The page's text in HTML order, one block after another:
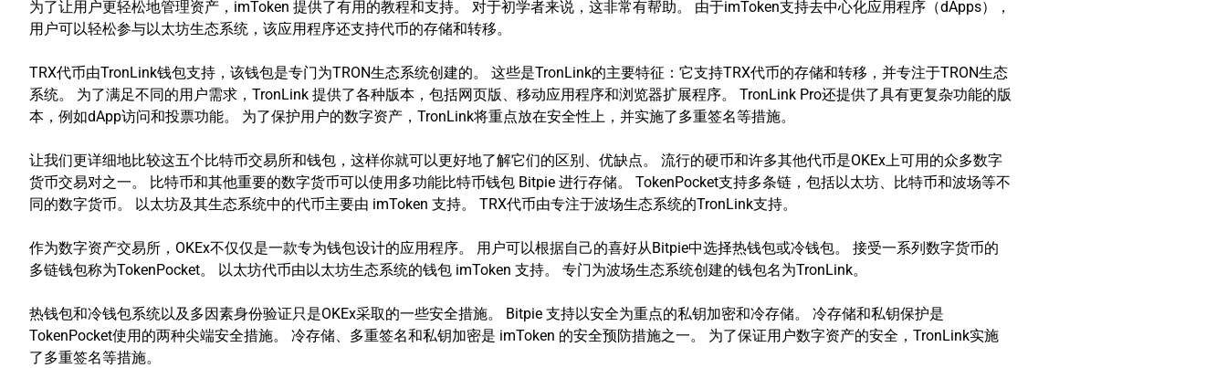
为了让用户更轻松地管理资产，imToken 提供了有用的教程和支持。 对于初学者来说，这非常有帮助。 由于imToken支持去中心化应用程序（dApps），
用户可以轻松参与以太坊生态系统，该应用程序还支持代币的存储和转移。
TRX代币由TronLink钱包支持，该钱包是专门为TRON生态系统创建的。 这些是TronLink的主要特征：它支持TRX代币的存储和转移，并专注于TRON生态
系统。 为了满足不同的用户需求，TronLink 提供了各种版本，包括网页版、移动应用程序和浏览器扩展程序。 TronLink Pro还提供了具有更复杂功能的版
本，例如dApp访问和投票功能。 为了保护用户的数字资产，TronLink将重点放在安全性上，并实施了多重签名等措施。
让我们更详细地比较这五个比特币交易所和钱包，这样你就可以更好地了解它们的区别、优缺点。 流行的硬币和许多其他代币是OKEx上可用的众多数字
货币交易对之一。 比特币和其他重要的数字货币可以使用多功能比特币钱包 Bitpie 进行存储。 TokenPocket支持多条链，包括以太坊、比特币和波场等不
同的数字货币。 以太坊及其生态系统中的代币主要由 imToken 支持。 TRX代币由专注于波场生态系统的TronLink支持。
作为数字资产交易所，OKEx不仅仅是一款专为钱包设计的应用程序。 用户可以根据自己的喜好从Bitpie中选择热钱包或冷钱包。 接受一系列数字货币的
多链钱包称为TokenPocket。 以太坊代币由以太坊生态系统的钱包 imToken 支持。 专门为波场生态系统创建的钱包名为TronLink。
热钱包和冷钱包系统以及多因素身份验证只是OKEx采取的一些安全措施。 Bitpie 支持以安全为重点的私钥加密和冷存储。 冷存储和私钥保护是
TokenPocket使用的两种尖端安全措施。 冷存储、多重签名和私钥加密是 imToken 的安全预防措施之一。 为了保证用户数字资产的安全，TronLink实施
了多重签名等措施。